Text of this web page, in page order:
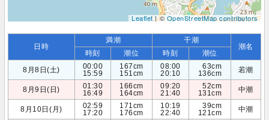
Leaflet| ©OpenStreetMap contributors
日時
満潮 干潮
潮名
時刻 潮位 時刻
潮位
8月8日(土)
00:00
15:59
167cm
151cm
08:00
20:10
63cm
136cm
若潮
8月9日(日)
01:30
16:49
166cm
164cm
09:20
21:40
52cm
131cm
中潮
8月10日(月)
02:59
17:20
171cm
176cm
10:19
22:40
39cm
121cm
中潮